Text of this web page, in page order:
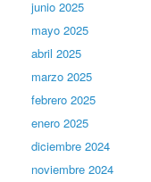
junio 2025
mayo 2025
abril 2025
marzo 2025
febrero 2025
enero 2025
diciembre 2024
noviembre 2024